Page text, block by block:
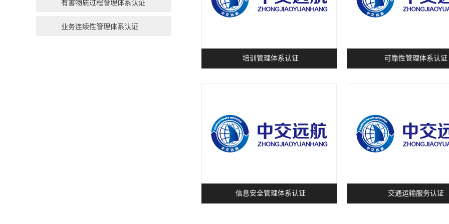
有害物质过程管理体系认证
业务连续性管理体系认证
培训管理体系认证 可靠性管理体系认证
信息安全管理体系认证 交通运输服务认证